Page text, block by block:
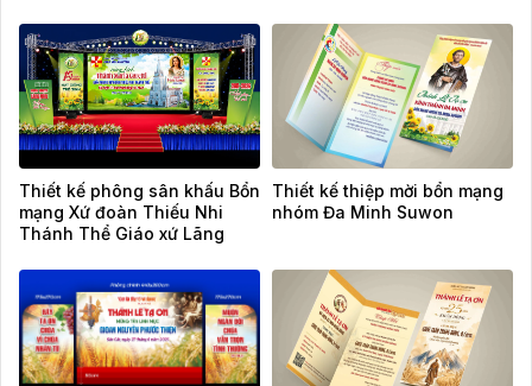
Thiết kế phông sân khấu Bổn
mạng Xứ đoàn Thiếu Nhi
Thánh Thể Giáo xứ Lãng
Thiết kế thiệp mời bổn mạng
nhóm Đa Minh Suwon